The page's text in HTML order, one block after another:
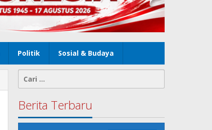
Politik Sosial & Budaya
untuk:
Berita Terbaru